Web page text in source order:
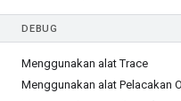
DEBUG
Menggunakan alat Trace
Menggunakan alat Pelacakan